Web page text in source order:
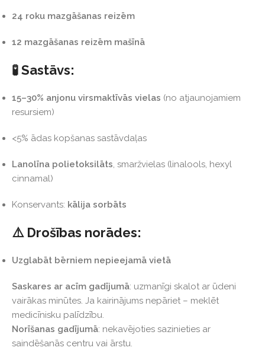
24 roku mazgāšanas reizēm
12 mazgāšanas reizēm mašīnā
🧪 Sastāvs:
15–30% anjonu virsmaktīvās vielas (no atjaunojamiem
resursiem)
<5% ādas kopšanas sastāvdaļas
Lanolīna polietoksilāts, smaržvielas (linalools, hexyl
cinnamal)
Konservants: kālija sorbāts
⚠️ Drošības norādes:
Uzglabāt bērniem nepieejamā vietā
Saskares ar acīm gadījumā: uzmanīgi skalot ar ūdeni
vairākas minūtes. Ja kairinājums nepāriet – meklēt
medicīnisku palīdzību.
Norīšanas gadījumā: nekavējoties sazinieties ar
saindēšanās centru vai ārstu.